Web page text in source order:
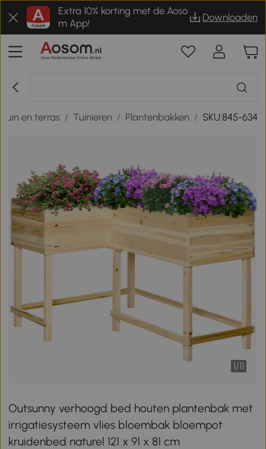
Extra 10% korting met de Aoso
m App!
Downloaden
Tuin en terras / Tuinieren / Plantenbakken / SKU:845-634
1/11
Outsunny verhoogd bed houten plantenbak met
irrigatiesysteem vlies bloembak bloempot
kruidenbed naturel 121 x 91 x 81 cm